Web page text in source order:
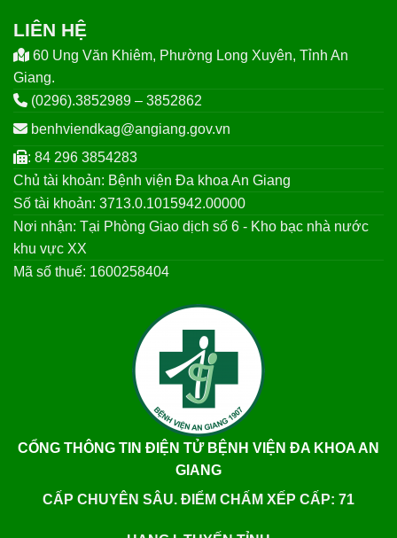
LIÊN HỆ
60 Ung Văn Khiêm, Phường Long Xuyên, Tỉnh An
Giang.
(0296).3852989 – 3852862
benhviendkag@angiang.gov.vn
: 84 296 3854283
Chủ tài khoản: Bệnh viện Đa khoa An Giang
Số tài khoản: 3713.0.1015942.00000
Nơi nhận: Tại Phòng Giao dịch số 6 - Kho bạc nhà nước
khu vực XX
Mã số thuế: 1600258404
CỔNG THÔNG TIN ĐIỆN TỬ BỆNH VIỆN ĐA KHOA AN
GIANG
CẤP CHUYÊN SÂU. ĐIỂM CHẤM XẾP CẤP: 71